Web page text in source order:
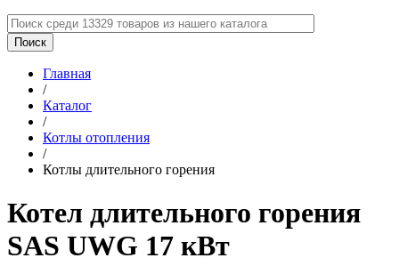
Главная
/
Каталог
/
Котлы отопления
/
Котлы длительного горения
Котел длительного горения
SAS UWG 17 кВт